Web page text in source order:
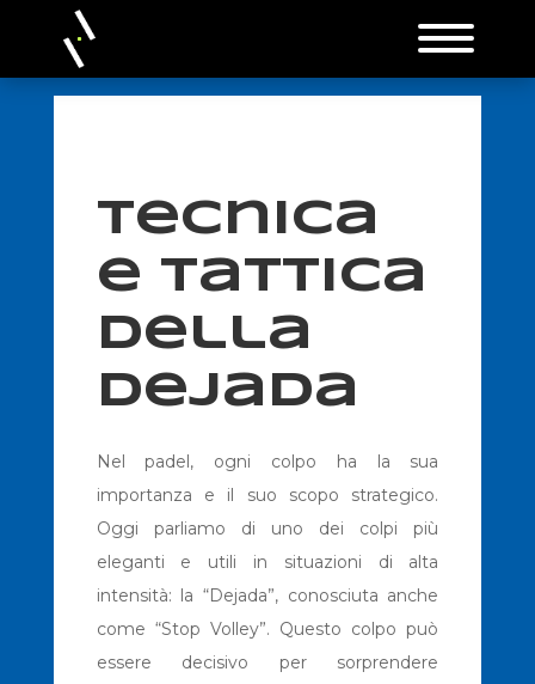
Tecnica
e tattica
della
Dejada
Nel padel, ogni colpo ha la sua
importanza e il suo scopo strategico.
Oggi parliamo di uno dei colpi più
eleganti e utili in situazioni di alta
intensità: la “Dejada”, conosciuta anche
come “Stop Volley”. Questo colpo può
essere decisivo per sorprendere